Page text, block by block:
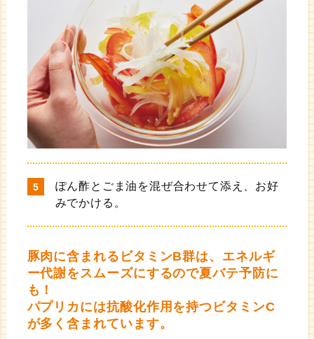
ぽん酢とごま油を混ぜ合わせて添え、お好
みでかける。
豚肉に含まれるビタミンB群は、エネルギ
ー代謝をスムーズにするので夏バテ予防に
も！
パプリカには抗酸化作用を持つビタミンC
が多く含まれています。